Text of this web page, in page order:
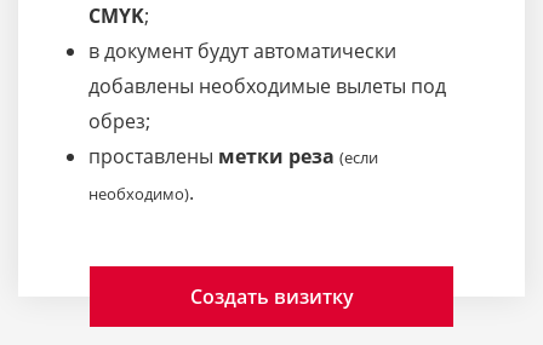
CMYK;
в документ будут автоматически
добавлены необходимые вылеты под
обрез;
проставлены метки реза (если
необходимо).
Создать визитку